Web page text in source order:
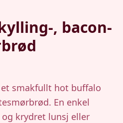
, bacon-
smakfullt hot buffalo
En enkel
krydret lunsj eller